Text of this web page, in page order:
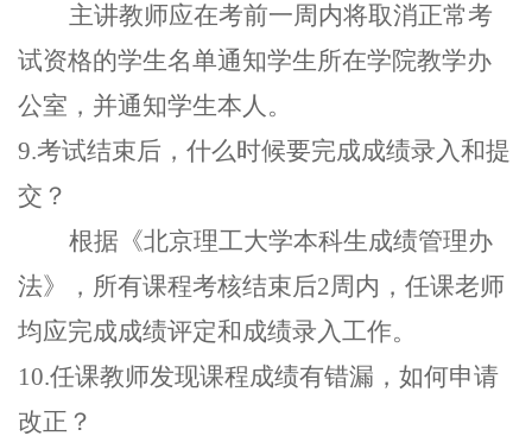
主讲教师应在考前一周内将取消正常考
试资格的学生名单通知学生所在学院教学办
公室，并通知学生本人。
9.考试结束后 ， 什么时候要完成成绩录入和提
交 ？
根据 《北京理工大学本科生成绩管理办
法》， 所有课程考核结束后2周内 ， 任课老师
均应完成成绩评定和成绩录入工作。
10.任课教师发现课程成绩有错漏，如何申请
改正？